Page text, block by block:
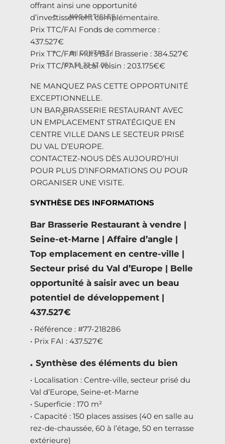
NOS ARTICLES
☎️ | CONTACT |
| 01.56.33 47.00 |
X
offrant ainsi une opportunité
d’investissement complémentaire.
Prix TTC/FAI Fonds de commerce :
437.527€
Prix TTC/FAI Murs Bar Brasserie : 384.527€
Prix TTC/FAI Local voisin : 203.175€€
NE MANQUEZ PAS CETTE OPPORTUNITÉ
EXCEPTIONNELLE.
UN BAR BRASSERIE RESTAURANT AVEC
UN EMPLACEMENT STRATÉGIQUE EN
CENTRE VILLE DANS LE SECTEUR PRISÉ
DU VAL D’EUROPE.
CONTACTEZ-NOUS DÈS AUJOURD’HUI
POUR PLUS D’INFORMATIONS OU POUR
ORGANISER UNE VISITE.
SYNTHÈSE DES INFORMATIONS
Bar Brasserie Restaurant à vendre |
Seine-et-Marne | Affaire d’angle |
Top emplacement en centre-ville |
Secteur prisé du Val d’Europe | Belle
opportunité à saisir avec un beau
potentiel de développement |
437.527€
• Référence : #77-218286
• Prix FAI : 437.527€
. Synthèse des éléments du bien
• Localisation : Centre-ville, secteur prisé du
Val d’Europe, Seine-et-Marne
• Superficie : 170 m²
• Capacité : 150 places assises (40 en salle au
rez-de-chaussée, 60 à l’étage, 50 en terrasse
extérieure)